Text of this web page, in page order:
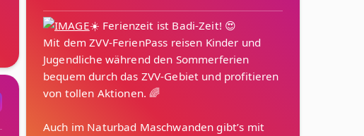
☀️ Ferienzeit ist Badi-Zeit! 😍
Mit dem ZVV-FerienPass reisen Kinder und
Jugendliche während den Sommerferien
bequem durch das ZVV-Gebiet und profitieren
von tollen Aktionen. 🌈
Auch im Naturbad Maschwanden gibt’s mit